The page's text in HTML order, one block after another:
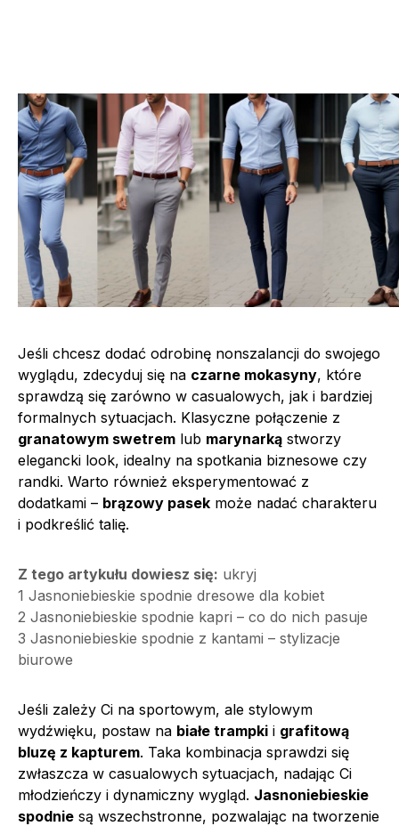
Jeśli chcesz dodać odrobinę nonszalancji do swojego
wyglądu, zdecyduj się na czarne mokasyny, które
sprawdzą się zarówno w casualowych, jak i bardziej
formalnych sytuacjach. Klasyczne połączenie z
granatowym swetrem lub marynarką stworzy
elegancki look, idealny na spotkania biznesowe czy
randki. Warto również eksperymentować z
dodatkami – brązowy pasek może nadać charakteru
i podkreślić talię.
Z tego artykułu dowiesz się: ukryj
1 Jasnoniebieskie spodnie dresowe dla kobiet
2 Jasnoniebieskie spodnie kapri – co do nich pasuje
3 Jasnoniebieskie spodnie z kantami – stylizacje
biurowe
Jeśli zależy Ci na sportowym, ale stylowym
wydźwięku, postaw na białe trampki i grafitową
bluzę z kapturem. Taka kombinacja sprawdzi się
zwłaszcza w casualowych sytuacjach, nadając Ci
młodzieńczy i dynamiczny wygląd. Jasnoniebieskie
spodnie są wszechstronne, pozwalając na tworzenie